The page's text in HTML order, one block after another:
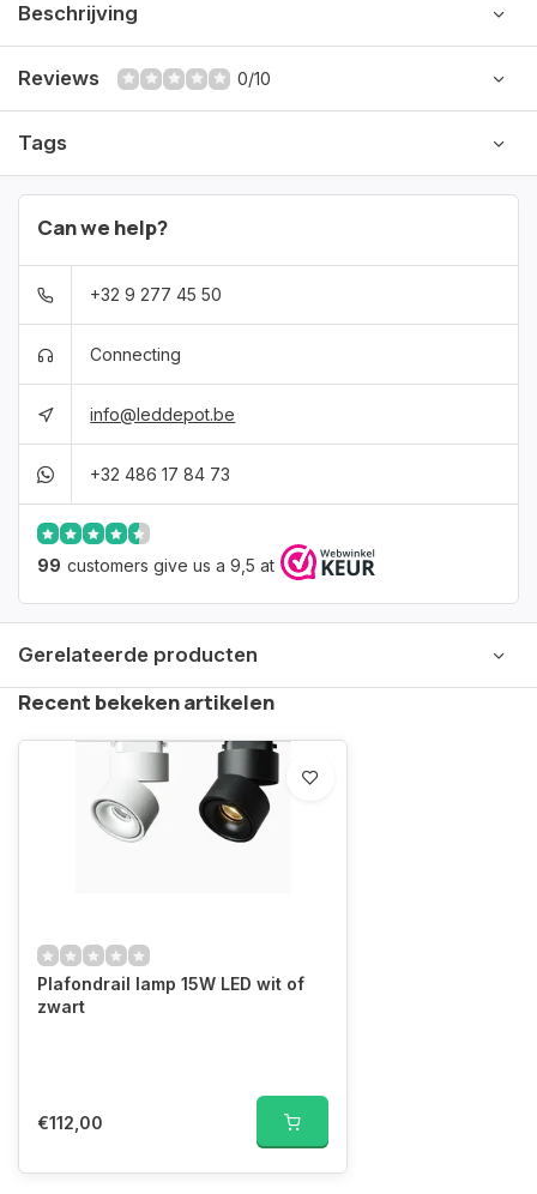
Beschrijving
Reviews 0/10
Tags
Can we help?
+32 9 277 45 50
Connecting
info@leddepot.be
+32 486 17 84 73
99 customers give us a 9,5 at
Gerelateerde producten
Recent bekeken artikelen
Plafondrail lamp 15W LED wit of
zwart
€112,00